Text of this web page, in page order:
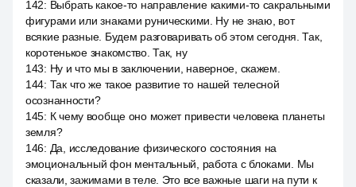
142: Выбрать какое-то направление какими-то сакральными
фигурами или знаками руническими. Ну не знаю, вот
всякие разные. Будем разговаривать об этом сегодня. Так,
коротенькое знакомство. Так, ну
143: Ну и что мы в заключении, наверное, скажем.
144: Так что же такое развитие то нашей телесной
осознанности?
145: К чему вообще оно может привести человека планеты
земля?
146: Да, исследование физического состояния на
эмоциональный фон ментальный, работа с блоками. Мы
сказали, зажимами в теле. Это все важные шаги на пути к